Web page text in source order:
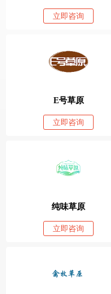
立即咨询
E号草原
立即咨询
纯味草原
立即咨询